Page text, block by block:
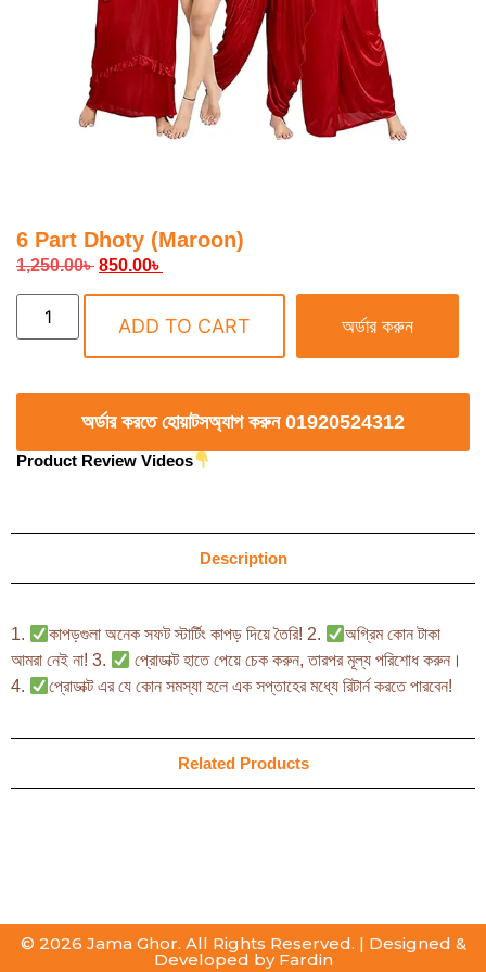
6 Part Dhoty (Maroon)
1,250.00৳ 850.00৳
ADD TO CART অর্ডার করুন
অর্ডার করতে হোয়াটসঅ্যাপ করুন 01920524312
Product Review Videos
Description
1. কাপড়গুলা অনেক সফট স্টার্টিং কাপড় দিয়ে তৈরি! 2.
অগ্রিম কোন টাকা
আমরা নেই না! 3.
প্রোডাক্ট হাতে পেয়ে চেক করুন, তারপর মূল্য পরিশোধ করুন।
4.
প্রোডাক্ট এর যে কোন সমস্যা হলে এক সপ্তাহের মধ্যে রিটার্ন করতে পারবেন!
Related Products
© 2026 Jama Ghor. All Rights Reserved. | Designed &
Developed by Fardin